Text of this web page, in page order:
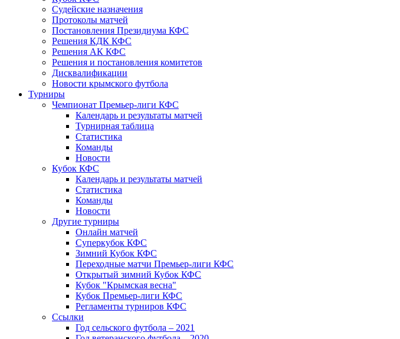
Судейские назначения
Протоколы матчей
Постановления Президиума КФС
Решения КДК КФС
Решения АК КФС
Решения и постановления комитетов
Дисквалификации
Новости крымского футбола
Турниры
Чемпионат Премьер-лиги КФС
Календарь и результаты матчей
Турнирная таблица
Статистика
Команды
Новости
Кубок КФС
Календарь и результаты матчей
Статистика
Команды
Новости
Другие турниры
Онлайн матчей
Суперкубок КФС
Зимний Кубок КФС
Переходные матчи Премьер-лиги КФС
Открытый зимний Кубок КФС
Кубок "Крымская весна"
Кубок Премьер-лиги КФС
Регламенты турниров КФС
Ссылки
Год сельского футбола – 2021